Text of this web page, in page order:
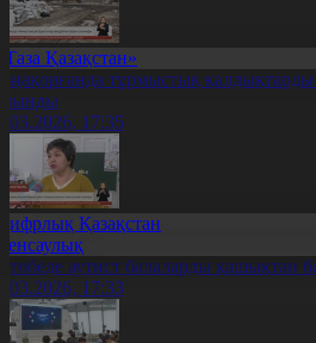
Қазақстан»
тұрмыстық қалдықтарды
17:35
Қазақстан
аутист балаларды қашықтан
17:33